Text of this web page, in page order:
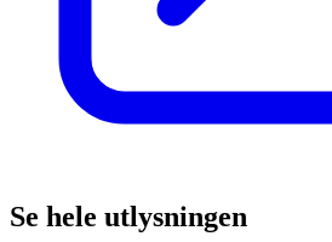
Se hele utlysningen